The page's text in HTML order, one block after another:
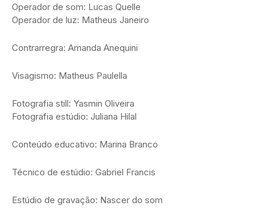
Operador de som: Lucas Quelle
Operador de luz: Matheus Janeiro
Contrarregra: Amanda Anequini
Visagismo: Matheus Paulella
Fotografia still: Yasmin Oliveira
Fotografia estúdio: Juliana Hilal
Conteúdo educativo: Marina Branco
Técnico de estúdio: Gabriel Francis
Estúdio de gravação: Nascer do som